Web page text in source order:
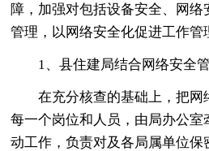
障，加强对包括设备安全、网络
管理，以网络安全化促进工作管
1、县住建局结合网络安全
在充分核查的基础上，把网
每一个岗位和人员，由局办公
动工作，负责对及各局属单位保